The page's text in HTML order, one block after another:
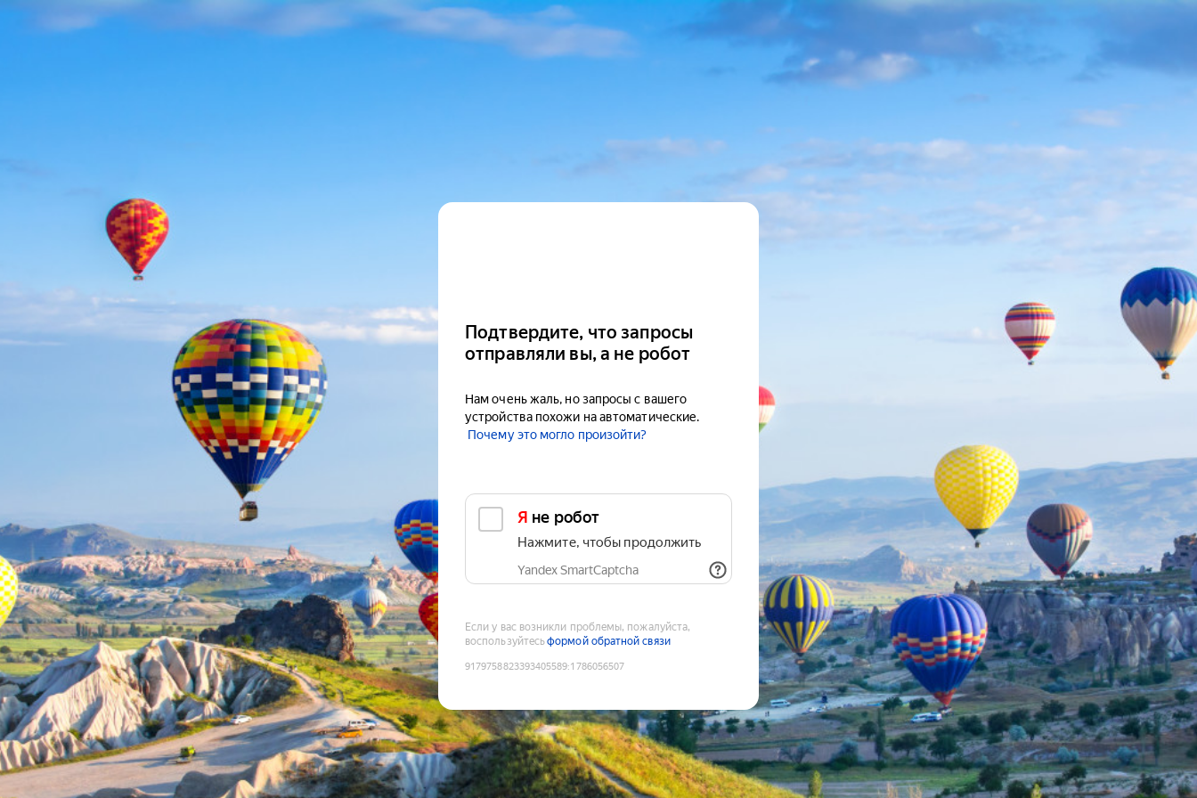
Подтвердите, что запросы
отправляли вы, а не робот
Нам очень жаль, но запросы с вашего
устройства похожи на автоматические.
Почему это могло произойти?
Я не робот
Нажмите, чтобы продолжить
Yandex SmartCaptcha
Если у вас возникли проблемы, пожалуйста,
воспользуйтесьформой обратной связи
9179758823393405589:1786056507